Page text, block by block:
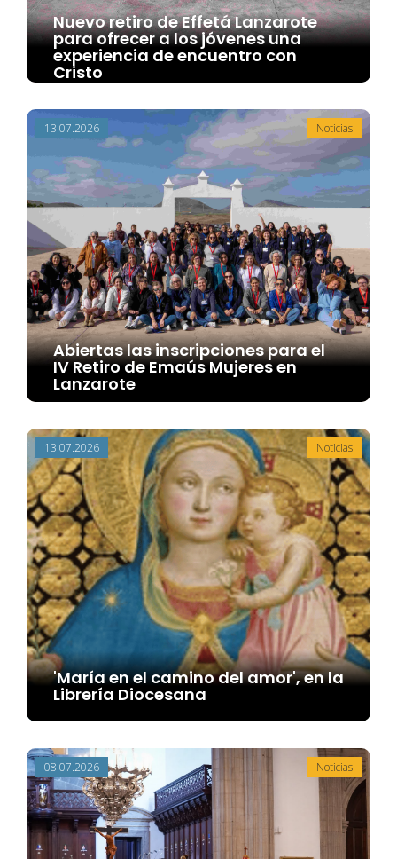
Nuevo retiro de Effetá Lanzarote
para ofrecer a los jóvenes una
experiencia de encuentro con
Cristo
13.07.2026 Noticias
Abiertas las inscripciones para el
IV Retiro de Emaús Mujeres en
Lanzarote
13.07.2026 Noticias
'María en el camino del amor', en la
Librería Diocesana
08.07.2026 Noticias